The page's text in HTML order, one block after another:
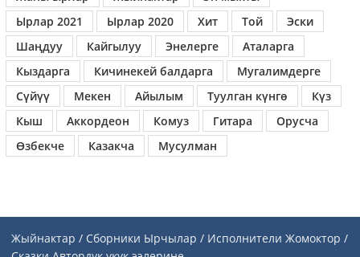
Ырлар 2021
Ырлар 2020 Хит Той
Эски
Шаңдуу
Кайгылуу Энелерге
Аталарга
Кыздарга
Кичинекей балдарга
Мугалимдерге
Сүйүү
Мекен Айылым Туулган күнгө
Күз
Кыш
Аккордеон Комуз Гитара
Орусча
Өзбекче
Казакча Мусулман
Жыйнактар / Сборники Ырчылар / Исполнители Жомоктор /